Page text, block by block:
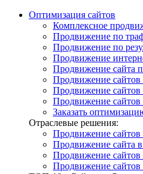
Оптимизация сайтов
Комплексное
Продвижение по
Продвижение по
Продвижение
Продвижение сайта
Продвижение
Продвижение сайтов
Продвижение сайтов
Заказать
Отраслевые решения:
Продвижение
Продвижение сайта
Продвижение
Продвижение сайтов